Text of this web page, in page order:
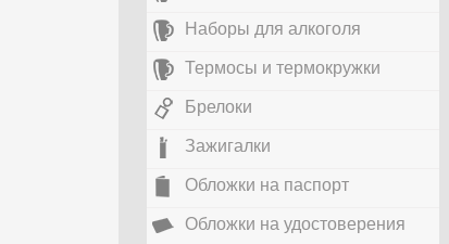
Наборы для алкоголя
Термосы и термокружки
Брелоки
Зажигалки
Обложки на паспорт
Обложки на удостоверения